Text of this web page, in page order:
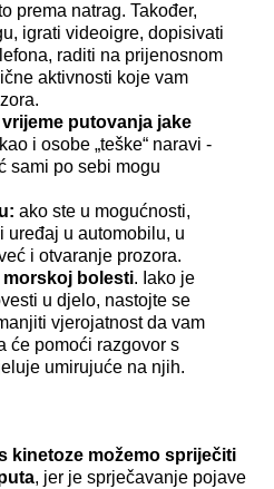
prema natrag. Također,
igrati videoigre, dopisivati
raditi na prijenosnom
aktivnosti koje vam
putovanja jake
i osobe „teške“ naravi -
sami po sebi mogu
ako ste u mogućnosti,
uređaj u automobilu, u
i otvaranje prozora.
morskoj bolesti. Iako je
u djelo, nastojte se
vjerojatnost da vam
će pomoći razgovor s
umirujuće na njih.
kinetoze možemo spriječiti
, jer je sprječavanje pojave